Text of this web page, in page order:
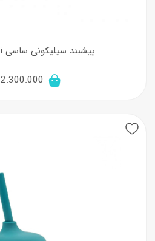
پیشبند سیلیکونی ساسی Sassi طرح فیل
2.300.000